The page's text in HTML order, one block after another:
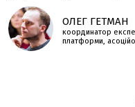
ОЛЕГ ГЕТМАН
координатор
платформи,